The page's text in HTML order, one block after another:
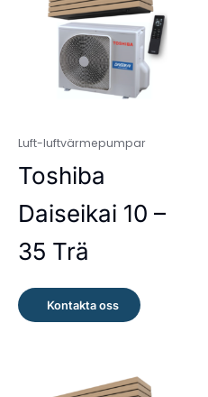
Luft-luftvärmepumpar
Toshiba
Daiseikai 10 –
35 Trä
Kontakta oss